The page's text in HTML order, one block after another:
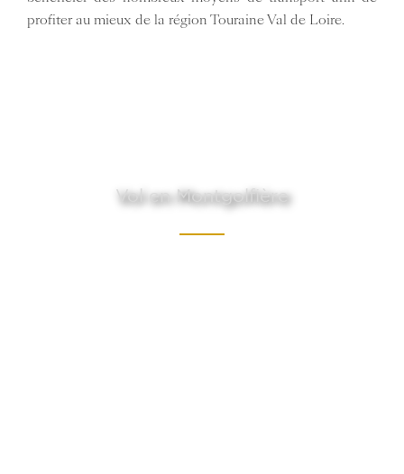
profiter au mieux de la région Touraine Val de Loire.
Vol en Montgolfière